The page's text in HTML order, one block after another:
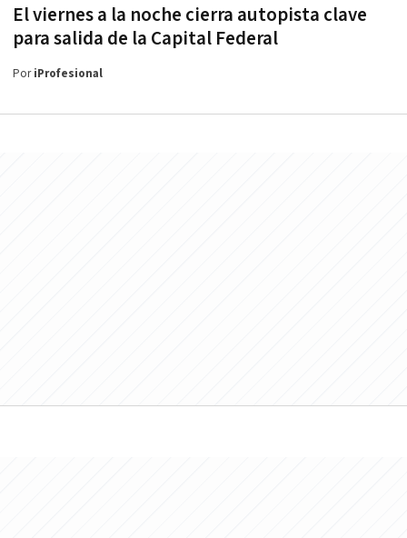
El viernes a la noche cierra autopista clave
para salida de la Capital Federal
PoriProfesional